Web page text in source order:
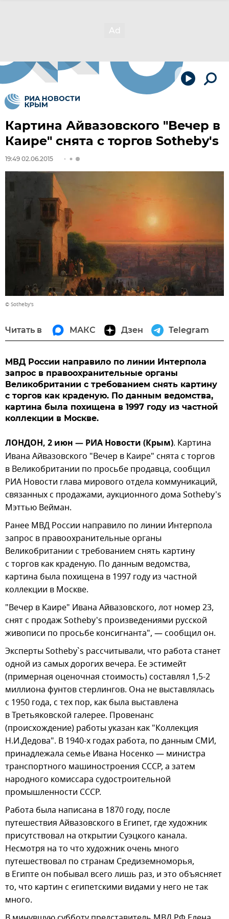
Картина Айвазовского "Вечер в
Каире" снята с торгов Sotheby's
19:49 02.06.2015
© Sotheby's
Читать в МАКС Дзен Telegram
МВД России направило по линии Интерпола
запрос в правоохранительные органы
Великобритании с требованием снять картину
с торгов как краденую. По данным ведомства,
картина была похищена в 1997 году из частной
коллекции в Москве.
ЛОНДОН, 2 июн — РИА Новости (Крым). Картина
Ивана Айвазовского "Вечер в Каире" снята с торгов
в Великобритании по просьбе продавца, сообщил
РИА Новости глава мирового отдела коммуникаций,
связанных с продажами, аукционного дома Sotheby's
Мэттью Вейман.
Ранее МВД России направило по линии Интерпола
запрос в правоохранительные органы
Великобритании с требованием снять картину
с торгов как краденую. По данным ведомства,
картина была похищена в 1997 году из частной
коллекции в Москве.
"Вечер в Каире" Ивана Айвазовского, лот номер 23,
снят с продаж Sotheby's произведениями русской
живописи по просьбе консигнанта", — сообщил он.
Эксперты Sotheby`s рассчитывали, что работа станет
одной из самых дорогих вечера. Ее эстимейт
(примерная оценочная стоимость) составлял 1,5-2
миллиона фунтов стерлингов. Она не выставлялась
с 1950 года, с тех пор, как была выставлена
в Третьяковской галерее. Провенанс
(происхождение) работы указан как "Коллекция
Н.И.Дедова". В 1940-х годах работа, по данным СМИ,
принадлежала семье Ивана Носенко — министра
транспортного машиностроения СССР, а затем
народного комиссара судостроительной
промышленности СССР.
Работа была написана в 1870 году, после
путешествия Айвазовского в Египет, где художник
присутствовал на открытии Суэцкого канала.
Несмотря на то что художник очень много
путешествовал по странам Средиземноморья,
в Египте он побывал всего лишь раз, и это объясняет
то, что картин с египетскими видами у него не так
много.